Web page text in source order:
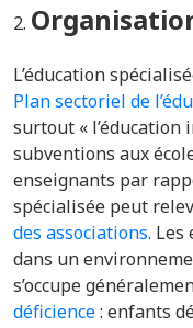
L’éducation
Plan sectoriel de
surtout « l’éducation
subventions aux
enseignants par
spécialisée peut
des associations. Les
dans un
s’occupe
déficience: enfants